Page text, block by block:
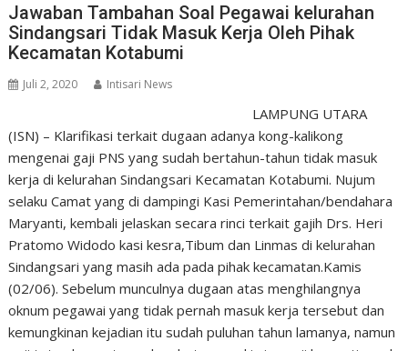
Jawaban Tambahan Soal Pegawai kelurahan
Sindangsari Tidak Masuk Kerja Oleh Pihak
Kecamatan Kotabumi
Juli 2, 2020 Intisari News
LAMPUNG UTARA
(ISN) – Klarifikasi terkait dugaan adanya kong-kalikong
mengenai gaji PNS yang sudah bertahun-tahun tidak masuk
kerja di kelurahan Sindangsari Kecamatan Kotabumi. Nujum
selaku Camat yang di dampingi Kasi Pemerintahan/bendahara
Maryanti, kembali jelaskan secara rinci terkait gajih Drs. Heri
Pratomo Widodo kasi kesra,Tibum dan Linmas di kelurahan
Sindangsari yang masih ada pada pihak kecamatan.Kamis
(02/06). Sebelum munculnya dugaan atas menghilangnya
oknum pegawai yang tidak pernah masuk kerja tersebut dan
kemungkinan kejadian itu sudah puluhan tahun lamanya, namun